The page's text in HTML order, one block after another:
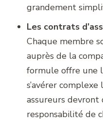
grandement
Les contrats
Chaque membre
auprès de la
formule offre une
s’avérer complexe
assureurs
responsabilité de